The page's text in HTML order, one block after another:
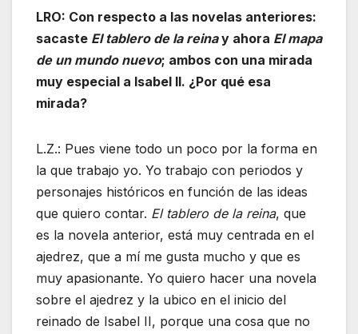
LRO: Con respecto a las novelas anteriores:
sacaste El tablero de la reinay ahora El mapa
de un mundo nuevo; ambos con una mirada
muy especial a Isabel II. ¿Por qué esa
mirada?
L.Z.: Pues viene todo un poco por la forma en
la que trabajo yo. Yo trabajo con periodos y
personajes históricos en función de las ideas
que quiero contar. El tablero de la reina, que
es la novela anterior, está muy centrada en el
ajedrez, que a mí me gusta mucho y que es
muy apasionante. Yo quiero hacer una novela
sobre el ajedrez y la ubico en el inicio del
reinado de Isabel II, porque una cosa que no